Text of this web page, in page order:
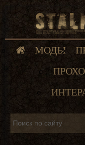
МОДЫ